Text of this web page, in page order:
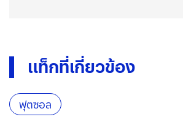
แท็กที่เกี่ยวข้อง
ฟุตซอล